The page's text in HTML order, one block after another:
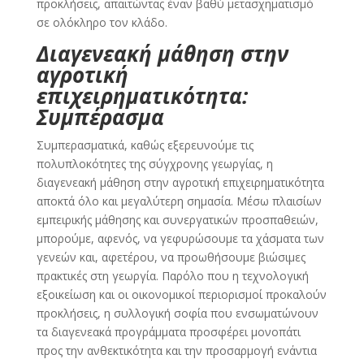
προκλήσεις, απαιτώντας έναν βαθύ μετασχηματισμό
σε ολόκληρο τον κλάδο.
Διαγενεακή μάθηση στην
αγροτική
επιχειρηματικότητα:
Συμπέρασμα
Συμπερασματικά, καθώς εξερευνούμε τις
πολυπλοκότητες της σύγχρονης γεωργίας, η
διαγενεακή μάθηση στην αγροτική επιχειρηματικότητα
αποκτά όλο και μεγαλύτερη σημασία. Μέσω πλαισίων
εμπειρικής μάθησης και συνεργατικών προσπαθειών,
μπορούμε, αφενός, να γεφυρώσουμε τα χάσματα των
γενεών και, αφετέρου, να προωθήσουμε βιώσιμες
πρακτικές στη γεωργία. Παρόλο που η τεχνολογική
εξοικείωση και οι οικονομικοί περιορισμοί προκαλούν
προκλήσεις, η συλλογική σοφία που ενσωματώνουν
τα διαγενεακά προγράμματα προσφέρει μονοπάτι
προς την ανθεκτικότητα και την προσαρμογή ενάντια